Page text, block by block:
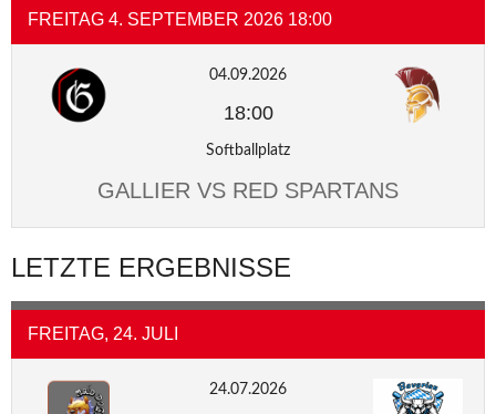
FREITAG 4. SEPTEMBER 2026 18:00
04.09.2026
18:00
Softballplatz
GALLIER VS RED SPARTANS
LETZTE ERGEBNISSE
FREITAG, 24. JULI
24.07.2026